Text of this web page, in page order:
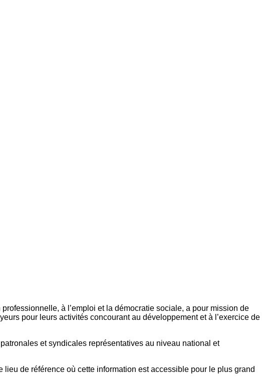
à l’emploi et la démocratie sociale, a pour mission de
pour leurs activités concourant au développement et à l’exercice de
et syndicales représentatives au niveau national et
de référence où cette information est accessible pour le plus grand